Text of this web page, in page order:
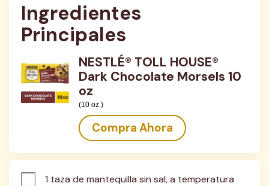
Ingredientes
Principales
NESTLÉ® TOLL HOUSE®
Dark Chocolate Morsels 10
oz
(10 oz.)
Compra Ahora
1 taza de mantequilla sin sal, a temperatura